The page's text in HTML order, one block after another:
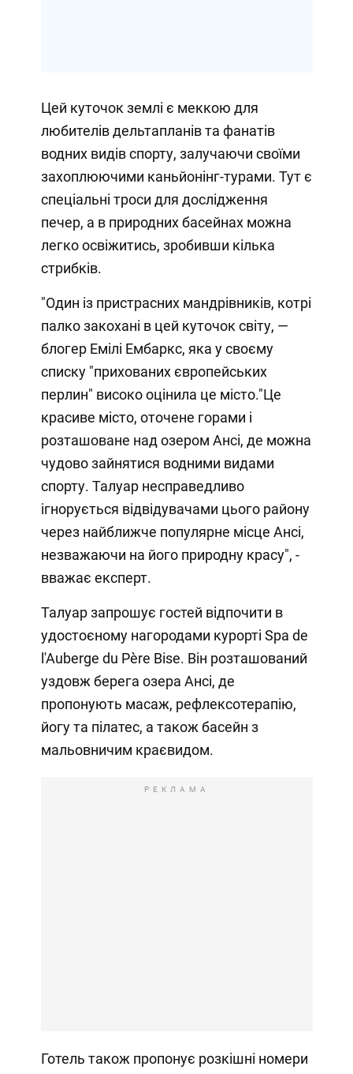
Цей куточок землі є меккою для
любителів дельтапланів та фанатів
водних видів спорту, залучаючи своїми
захоплюючими каньйонінг-турами. Тут є
спеціальні троси для дослідження
печер, а в природних басейнах можна
легко освіжитись, зробивши кілька
стрибків.
"Один із пристрасних мандрівників, котрі
палко закохані в цей куточок світу, —
блогер Емілі Ембаркс, яка у своєму
списку "прихованих європейських
перлин" високо оцінила це місто."Це
красиве місто, оточене горами і
розташоване над озером Ансі, де можна
чудово зайнятися водними видами
спорту. Талуар несправедливо
ігнорується відвідувачами цього району
через найближче популярне місце Ансі,
незважаючи на його природну красу", -
вважає експерт.
Талуар запрошує гостей відпочити в
удостоєному нагородами курорті Spa de
l'Auberge du Père Bise. Він розташований
уздовж берега озера Ансі, де
пропонують масаж, рефлексотерапію,
йогу та пілатес, а також басейн з
мальовничим краєвидом.
РЕКЛАМА
Готель також пропонує розкішні номери